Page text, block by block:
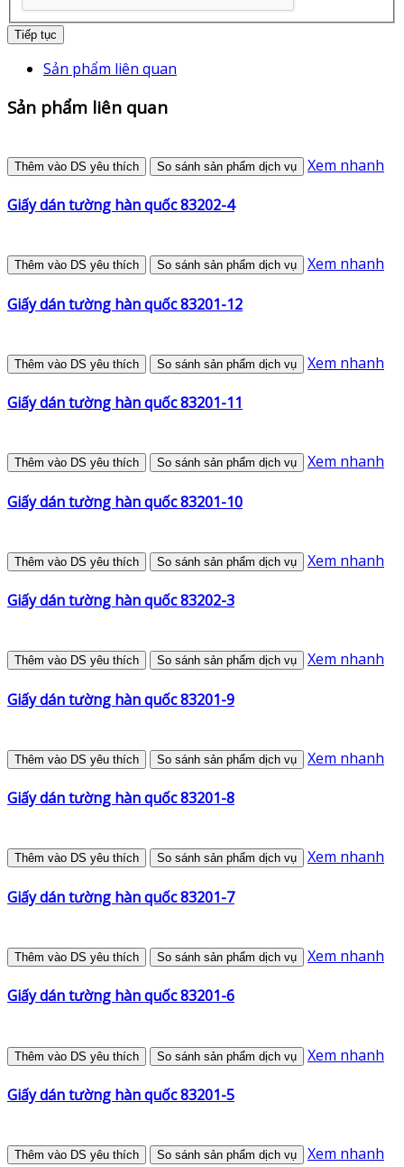
Tiếp tục
Sản phẩm liên quan
Sản phẩm liên quan
Thêm vào DS yêu thích So sánh sản phẩm dịch vụ Xem nhanh
Giấy dán tường hàn quốc 83202-4
Thêm vào DS yêu thích So sánh sản phẩm dịch vụ Xem nhanh
Giấy dán tường hàn quốc 83201-12
Thêm vào DS yêu thích So sánh sản phẩm dịch vụ Xem nhanh
Giấy dán tường hàn quốc 83201-11
Thêm vào DS yêu thích So sánh sản phẩm dịch vụ Xem nhanh
Giấy dán tường hàn quốc 83201-10
Thêm vào DS yêu thích So sánh sản phẩm dịch vụ Xem nhanh
Giấy dán tường hàn quốc 83202-3
Thêm vào DS yêu thích So sánh sản phẩm dịch vụ Xem nhanh
Giấy dán tường hàn quốc 83201-9
Thêm vào DS yêu thích So sánh sản phẩm dịch vụ Xem nhanh
Giấy dán tường hàn quốc 83201-8
Thêm vào DS yêu thích So sánh sản phẩm dịch vụ Xem nhanh
Giấy dán tường hàn quốc 83201-7
Thêm vào DS yêu thích So sánh sản phẩm dịch vụ Xem nhanh
Giấy dán tường hàn quốc 83201-6
Thêm vào DS yêu thích So sánh sản phẩm dịch vụ Xem nhanh
Giấy dán tường hàn quốc 83201-5
Thêm vào DS yêu thích So sánh sản phẩm dịch vụ Xem nhanh